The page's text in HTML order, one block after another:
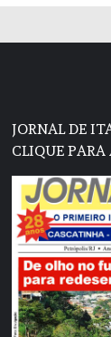
JORNAL DE
CLIQUE PARA